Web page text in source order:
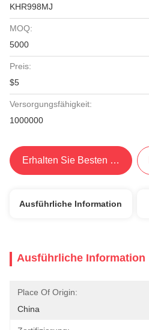
KHR998MJ
MOQ:
5000
Preis:
$5
Versorgungsfähigkeit:
1000000
Erhalten Sie Besten Preis
Ausführliche Information
Ausführliche Information
Place Of Origin:
China